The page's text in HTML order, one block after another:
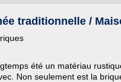
traditionnelle /
été un matériau
Non seulement est la